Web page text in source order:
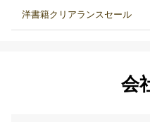
洋書籍クリアランスセール
会